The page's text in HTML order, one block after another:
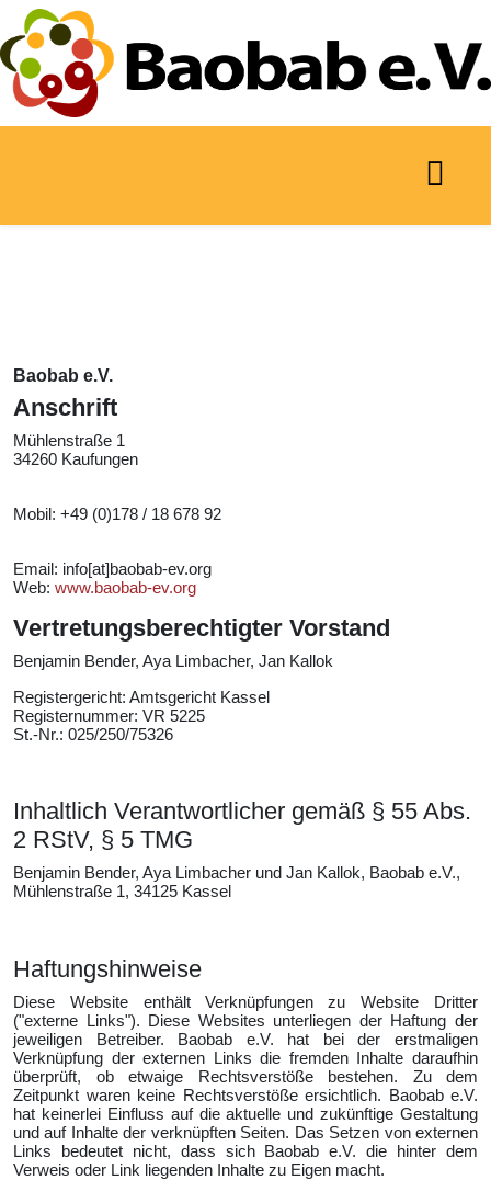
Baobab e.V.
Anschrift
Mühlenstraße 1
34260 Kaufungen
Mobil: +49 (0)178 / 18 678 92
Email: info[at]baobab-ev.org
Web: www.baobab-ev.org
Vertretungsberechtigter Vorstand
Benjamin Bender, Aya Limbacher, Jan Kallok
Registergericht: Amtsgericht Kassel
Registernummer: VR 5225
St.-Nr.: 025/250/75326
Inhaltlich Verantwortlicher gemäß § 55 Abs.
2 RStV, § 5 TMG
Benjamin Bender, Aya Limbacher und Jan Kallok, Baobab e.V.,
Mühlenstraße 1, 34125 Kassel
Haftungshinweise
Diese Website enthält Verknüpfungen zu Website Dritter
("externe Links"). Diese Websites unterliegen der Haftung der
jeweiligen Betreiber. Baobab e.V. hat bei der erstmaligen
Verknüpfung der externen Links die fremden Inhalte daraufhin
überprüft, ob etwaige Rechtsverstöße bestehen. Zu dem
Zeitpunkt waren keine Rechtsverstöße ersichtlich. Baobab e.V.
hat keinerlei Einfluss auf die aktuelle und zukünftige Gestaltung
und auf Inhalte der verknüpften Seiten. Das Setzen von externen
Links bedeutet nicht, dass sich Baobab e.V. die hinter dem
Verweis oder Link liegenden Inhalte zu Eigen macht.